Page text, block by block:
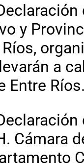
y
a
Entre
Cámara